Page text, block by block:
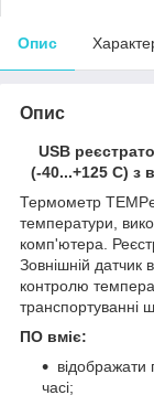
Опис
Опис
USB
(-40...+125 C)
Термометр
температури,
комп'ютера.
Зовнішній датчик
контролю
транспортуванні
ПО вміє:
відображати
часі;